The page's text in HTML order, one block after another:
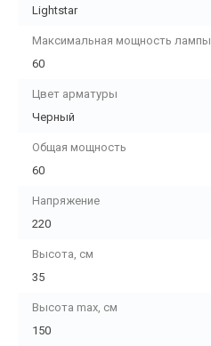
Lightstar
Максимальная мощность лампы
60
Цвет арматуры
Черный
Общая мощность
60
Напряжение
220
Высота, см
35
Высота max, см
150